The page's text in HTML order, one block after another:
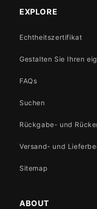
EXPLORE
Echtheitszertifikat
Gestalten Sie Ihren
FAQs
Suchen
Rückgabe- und
Versand- und
Sitemap
ABOUT